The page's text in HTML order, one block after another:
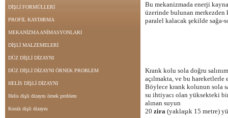
DİŞLİ FORMÜLLERİ
PROFİL KAYDIRMA
MEKANİZMA ANİMASYONLARI
DİŞLİ MALZEMELERİ
DÜZ DİŞLİ DİZAYNI
DÜZ DİŞLİ DİZAYNI ÖRNEK PROBLEM
HELİS DİŞLİ DİZAYNI
Helis dişli dizaynı örnek problem
Konik dişli dizaynı
Bu mekanizmada enerji
üzerinde bulunan merkezden
paralel kalacak şekilde sağa-
Krank kolu sola doğru
açılmakta, ve bu hareketlerle
Böylece krank kolunun sola
su ihtiyacı olan yüksekteki
alınan suyun
20 zira (yaklaşık 15 metre)